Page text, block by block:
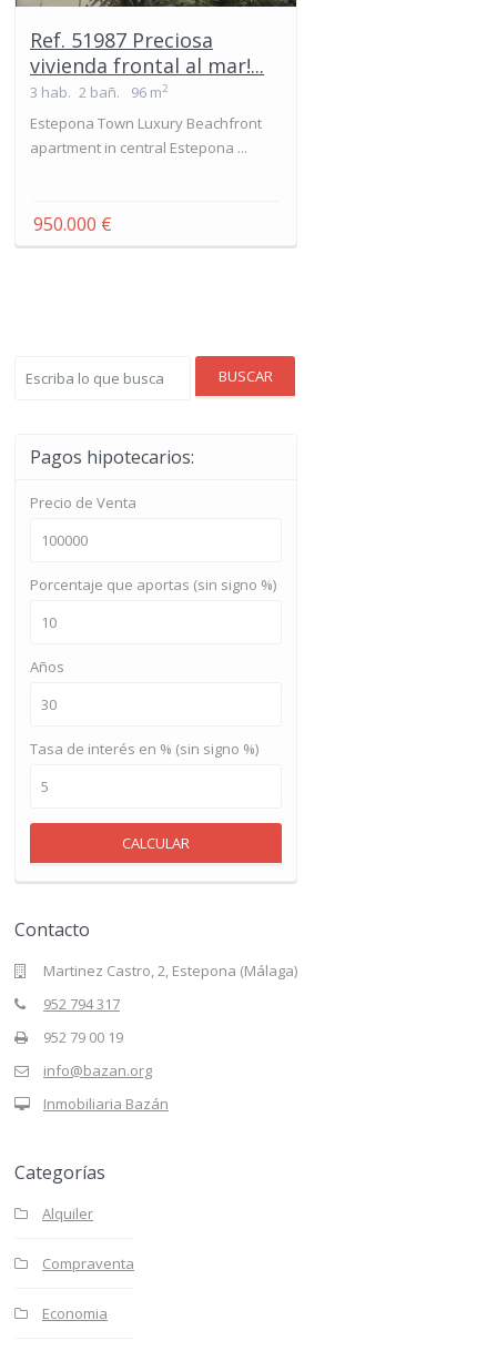
Ref. 51987 Preciosa
vivienda frontal al mar!...
3 hab. 2 bañ. 96 m2
Estepona Town Luxury Beachfront
apartment in central Estepona ...
950.000 €
BUSCAR
Pagos hipotecarios:
Precio de Venta
Porcentaje que aportas (sin signo %)
Años
Tasa de interés en % (sin signo %)
CALCULAR
Contacto
Martinez Castro, 2, Estepona (Málaga)
952 794 317
952 79 00 19
info@bazan.org
Inmobiliaria Bazán
Categorías
Alquiler
Compraventa
Economia